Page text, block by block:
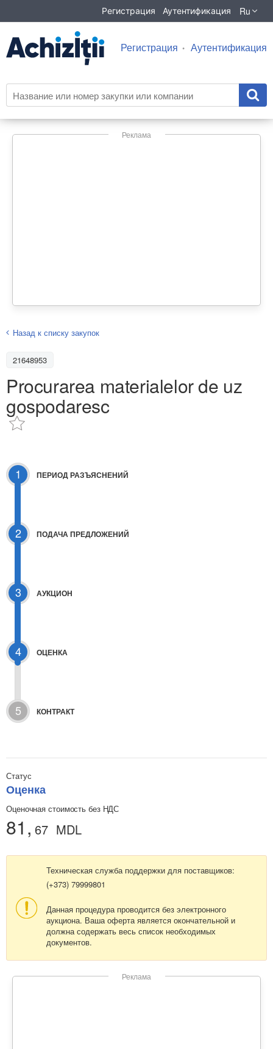
Регистрация Аутентификация Ru
Регистрация Аутентификация
Реклама
Назад к списку закупок
21648953
Procurarea materialelor de uz
gospodaresc
1 ПЕРИОД РАЗЪЯСНЕНИЙ
2 ПОДАЧА ПРЕДЛОЖЕНИЙ
3 АУКЦИОН
4 ОЦЕНКА
5 КОНТРАКТ
Статус
Оценка
Оценочная стоимость без НДС
81, 67 MDL
Техническая служба поддержки для поставщиков:
(+373) 79999801
Данная процедура проводится без электронного
аукциона. Ваша оферта является окончательной и
должна содержать весь список необходимых
документов.
Реклама